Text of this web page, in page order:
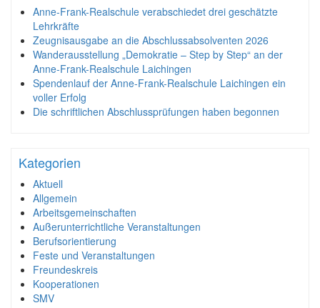
Anne-Frank-Realschule verabschiedet drei geschätzte
Lehrkräfte
Zeugnisausgabe an die Abschlussabsolventen 2026
Wanderausstellung „Demokratie – Step by Step“ an der
Anne-Frank-Realschule Laichingen
Spendenlauf der Anne-Frank-Realschule Laichingen ein
voller Erfolg
Die schriftlichen Abschlussprüfungen haben begonnen
Kategorien
Aktuell
Allgemein
Arbeitsgemeinschaften
Außerunterrichtliche Veranstaltungen
Berufsorientierung
Feste und Veranstaltungen
Freundeskreis
Kooperationen
SMV